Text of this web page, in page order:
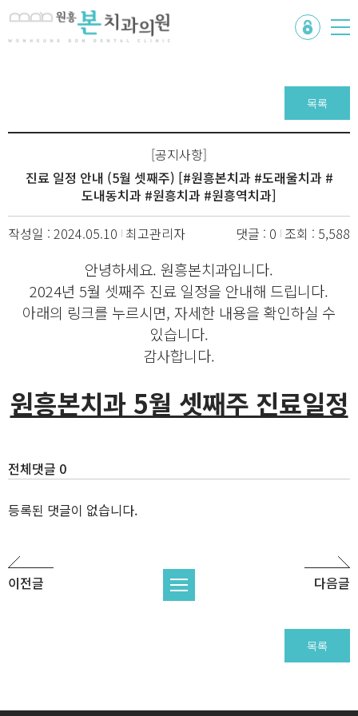
목록
[공지사항]
진료 일정 안내 (5월 셋째주) [#원흥본치과 #도래울치과 #
도내동치과 #원흥치과 #원흥역치과]
작성일 : 2024.05.10 최고관리자 댓글 : 0 조회 : 5,588
안녕하세요. 원흥본치과입니다.
2024년 5월 셋째주 진료 일정을 안내해 드립니다.
아래의 링크를 누르시면, 자세한 내용을 확인하실 수
있습니다.
감사합니다.
원흥본치과 5월 셋째주 진료일정
전체댓글 0
등록된 댓글이 없습니다.
이전글 다음글
목록